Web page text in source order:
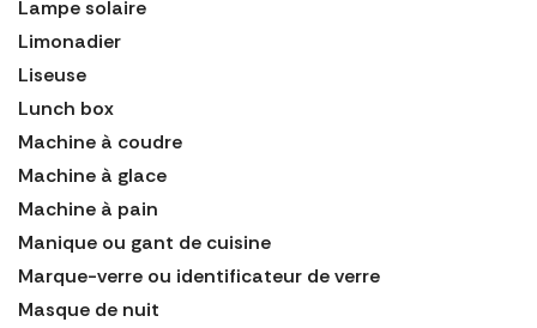
Lampe solaire
Limonadier
Liseuse
Lunch box
Machine à coudre
Machine à glace
Machine à pain
Manique ou gant de cuisine
Marque-verre ou identificateur de verre
Masque de nuit